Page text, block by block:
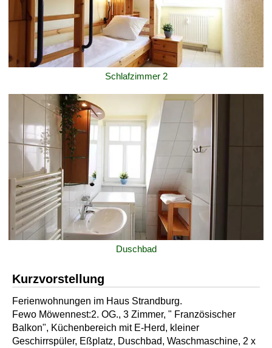
Schlafzimmer 2
Duschbad
Kurzvorstellung
Ferienwohnungen im Haus Strandburg.
Fewo Möwennest:2. OG., 3 Zimmer, " Französischer
Balkon", Küchenbereich mit E-Herd, kleiner
Geschirrspüler, Eßplatz, Duschbad, Waschmaschine, 2 x